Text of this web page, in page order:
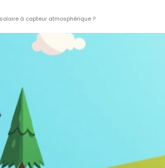
à capteur atmosphérique ?